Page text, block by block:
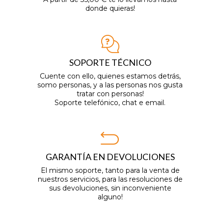
donde quieras!
SOPORTE TÉCNICO
Cuente con ello, quienes estamos detrás,
somo personas, y a las personas nos gusta
tratar con personas!
Soporte telefónico, chat e email.
GARANTÍA EN DEVOLUCIONES
El mismo soporte, tanto para la venta de
nuestros servicios, para las resoluciones de
sus devoluciones, sin inconveniente
alguno!